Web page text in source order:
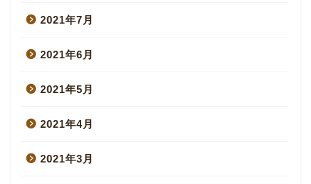
2021年7月
2021年6月
2021年5月
2021年4月
2021年3月